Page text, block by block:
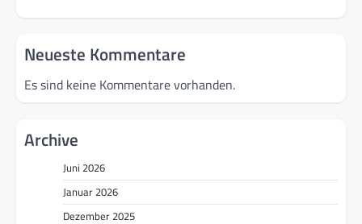
Neueste Kommentare
Es sind keine Kommentare vorhanden.
Archive
Juni 2026
Januar 2026
Dezember 2025